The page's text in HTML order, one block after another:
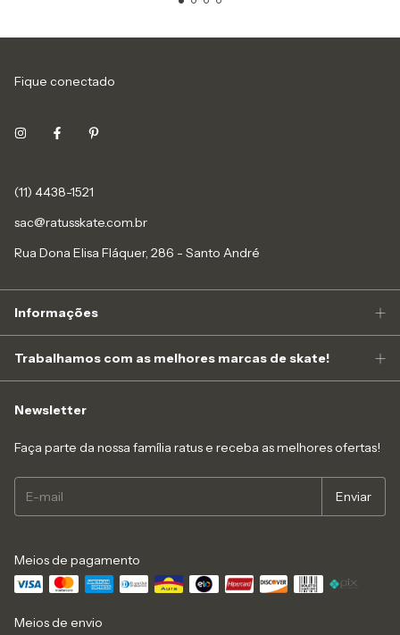
Fique conectado
(11) 4438-1521
sac@ratusskate.com.br
Rua Dona Elisa Fláquer, 286 - Santo André
Informações
Trabalhamos com as melhores marcas de skate!
Newsletter
Faça parte da nossa família ratus e receba as melhores ofertas!
Meios de pagamento
Meios de envio